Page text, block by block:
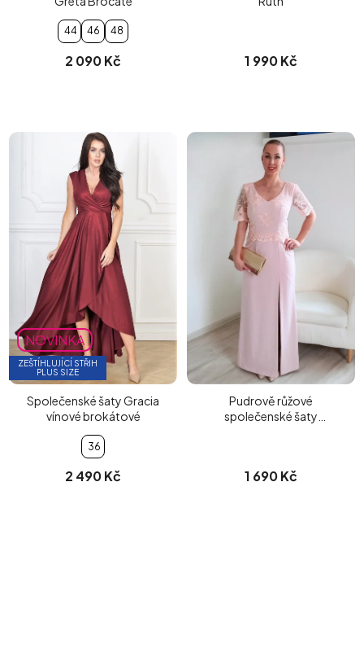
44 46 48
2 090 Kč 1 990 Kč
NOVINKA
ZEŠTÍHLUJÍCÍ STŘIH
PLUS SIZE
Společenské šaty Gracia
vínové brokátové
36
2 490 Kč
Pudrově růžové
společenské šaty
1 690 Kč